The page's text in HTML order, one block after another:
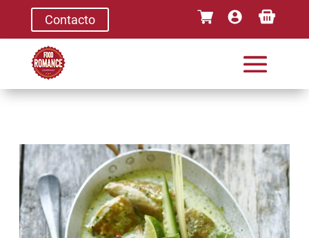
Contacto